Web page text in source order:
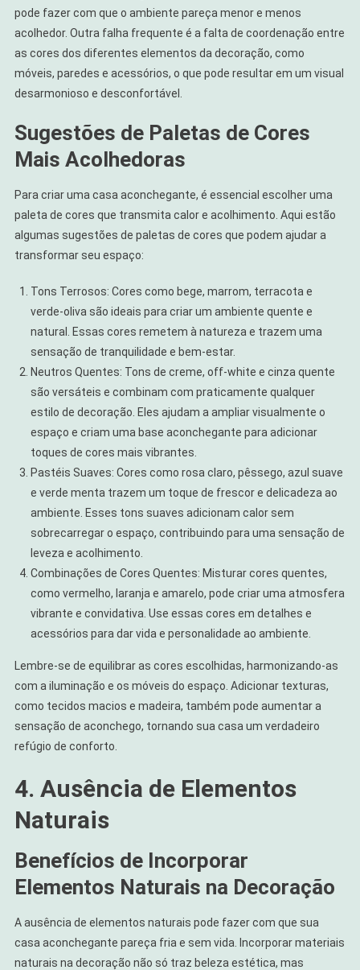
pode fazer com que o ambiente pareça menor e menos
acolhedor. Outra falha frequente é a falta de coordenação entre
as cores dos diferentes elementos da decoração, como
móveis, paredes e acessórios, o que pode resultar em um visual
desarmonioso e desconfortável.
Sugestões de Paletas de Cores
Mais Acolhedoras
Para criar uma casa aconchegante, é essencial escolher uma
paleta de cores que transmita calor e acolhimento. Aqui estão
algumas sugestões de paletas de cores que podem ajudar a
transformar seu espaço:
Tons Terrosos: Cores como bege, marrom, terracota e
verde-oliva são ideais para criar um ambiente quente e
natural. Essas cores remetem à natureza e trazem uma
sensação de tranquilidade e bem-estar.
Neutros Quentes: Tons de creme, off-white e cinza quente
são versáteis e combinam com praticamente qualquer
estilo de decoração. Eles ajudam a ampliar visualmente o
espaço e criam uma base aconchegante para adicionar
toques de cores mais vibrantes.
Pastéis Suaves: Cores como rosa claro, pêssego, azul suave
e verde menta trazem um toque de frescor e delicadeza ao
ambiente. Esses tons suaves adicionam calor sem
sobrecarregar o espaço, contribuindo para uma sensação de
leveza e acolhimento.
Combinações de Cores Quentes: Misturar cores quentes,
como vermelho, laranja e amarelo, pode criar uma atmosfera
vibrante e convidativa. Use essas cores em detalhes e
acessórios para dar vida e personalidade ao ambiente.
Lembre-se de equilibrar as cores escolhidas, harmonizando-as
com a iluminação e os móveis do espaço. Adicionar texturas,
como tecidos macios e madeira, também pode aumentar a
sensação de aconchego, tornando sua casa um verdadeiro
refúgio de conforto.
4. Ausência de Elementos
Naturais
Benefícios de Incorporar
Elementos Naturais na Decoração
A ausência de elementos naturais pode fazer com que sua
casa aconchegante pareça fria e sem vida. Incorporar materiais
naturais na decoração não só traz beleza estética, mas